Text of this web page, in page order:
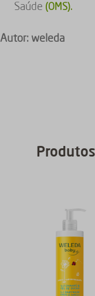
Saúde (OMS).
Autor: weleda